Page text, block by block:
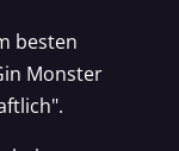
besten
Monster